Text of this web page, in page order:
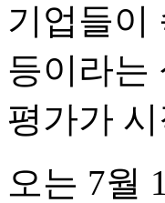
기업들이
등이라는
평가가
오는 7월